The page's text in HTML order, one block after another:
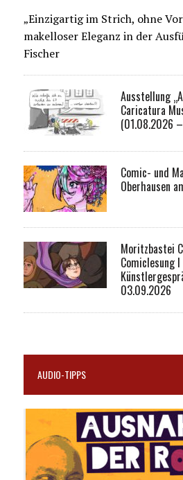
„Einzigartig im Strich, ohne
makelloser Eleganz in der
Fischer
Ausstellung
Caricatura
(01.08.2026
Comic- und
Oberhausen
Moritzbastei
Comiclesung
03.09.2026
AUDIO-TIPPS